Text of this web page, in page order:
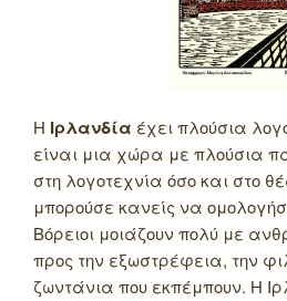
Η Ιρλανδία έχει πλούσια
είναι μια χώρα με πλούσια
στη λογοτεχνία όσο και στο
μπορούσε κανείς να
Βόρειοι μοιάζουν πολύ με
προς την εξωστρέφεια, την
ζωντάνια που εκπέμπουν. Η